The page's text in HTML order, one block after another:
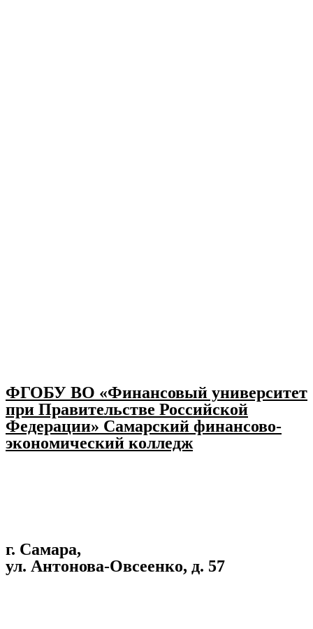
ФГОБУ ВО «Финансовый университет
при Правительстве Российской
Федерации» Самарский финансово-
экономический колледж
г. Самара, ​
ул. Антонова-Овсеенко, д. 57